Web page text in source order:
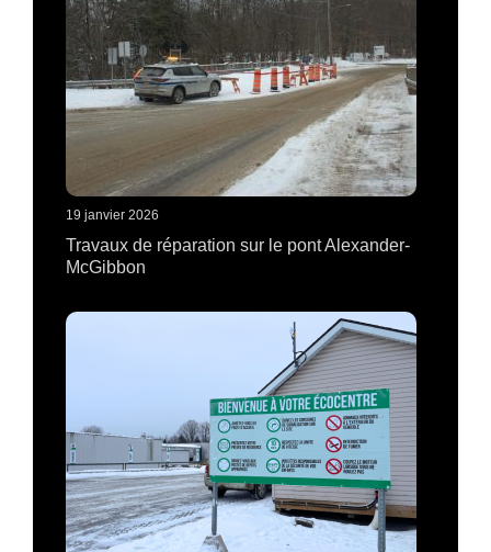
19 janvier 2026
Travaux de réparation sur le pont Alexander-
McGibbon